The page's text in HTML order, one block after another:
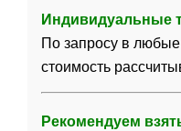
Индивидуальные
По запросу в
стоимость
Рекомендуем